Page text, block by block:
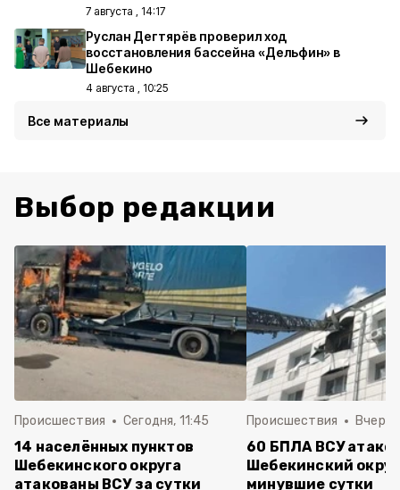
7 августа , 14:17
Руслан Дегтярёв проверил ход
восстановления бассейна «Дельфин» в
Шебекино
4 августа , 10:25
Все материалы
Выбор редакции
Происшествия Сегодня, 11:45
14 населённых пунктов
Шебекинского округа
атакованы ВСУ за сутки
Происшествия Вчера,
60 БПЛА ВСУ
Шебекинский
минувшие сутки